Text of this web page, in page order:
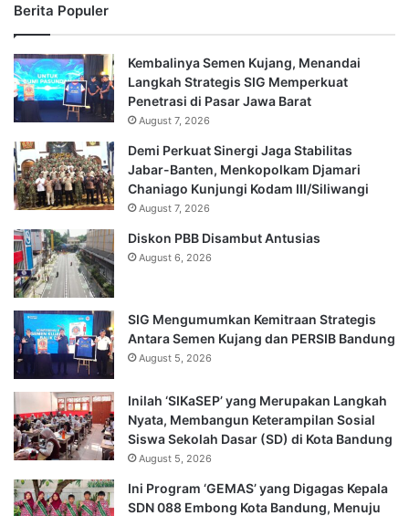
Berita Populer
Kembalinya Semen Kujang, Menandai
Langkah Strategis SIG Memperkuat
Penetrasi di Pasar Jawa Barat
August 7, 2026
Demi Perkuat Sinergi Jaga Stabilitas
Jabar-Banten, Menkopolkam Djamari
Chaniago Kunjungi Kodam III/Siliwangi
August 7, 2026
Diskon PBB Disambut Antusias
August 6, 2026
SIG Mengumumkan Kemitraan Strategis
Antara Semen Kujang dan PERSIB Bandung
August 5, 2026
Inilah ‘SIKaSEP’ yang Merupakan Langkah
Nyata, Membangun Keterampilan Sosial
Siswa Sekolah Dasar (SD) di Kota Bandung
August 5, 2026
Ini Program ‘GEMAS’ yang Digagas Kepala
SDN 088 Embong Kota Bandung, Menuju